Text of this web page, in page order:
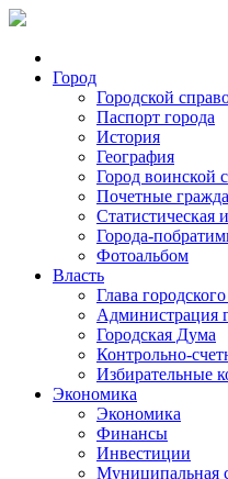
Город
Городской
Паспорт города
История
География
Город воинской
Почетные
Статистическая
Города-
Фотоальбом
Власть
Глава
Администрация
Городская Дума
Контрольно-
Избирательные
Экономика
Экономика
Финансы
Инвестиции
Муниципальная